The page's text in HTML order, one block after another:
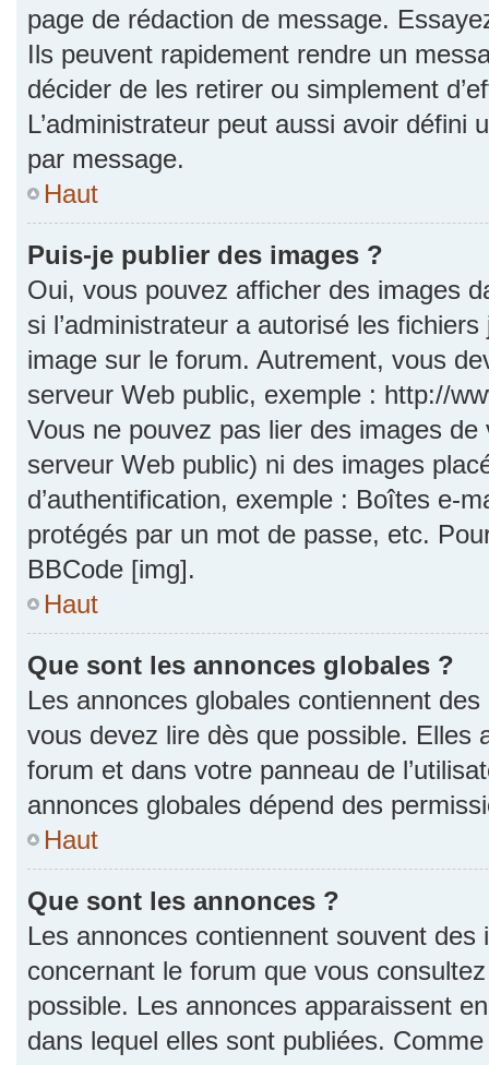
page de rédaction de message.
Ils peuvent rapidement rendre un
décider de les retirer ou simplement
L’administrateur peut aussi avoir défini
par message.
Haut
Puis-je publier des images ?
Oui, vous pouvez afficher des images
si l’administrateur a autorisé les
image sur le forum. Autrement, vous
serveur Web public, exemple : http://
Vous ne pouvez pas lier des images
serveur Web public) ni des images
d’authentification, exemple : Boîtes e-
protégés par un mot de passe, etc.
BBCode [img].
Haut
Que sont les annonces globales ?
Les annonces globales contiennent
vous devez lire dès que possible. Elles
forum et dans votre panneau de
annonces globales dépend des
Haut
Que sont les annonces ?
Les annonces contiennent souvent
concernant le forum que vous
possible. Les annonces apparaissent
dans lequel elles sont publiées.